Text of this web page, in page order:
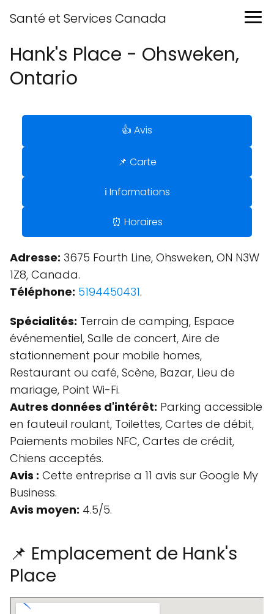
Santé et Services Canada
Hank's Place - Ohsweken,
Ontario
👍 Avis
📌 Carte
ℹ️ Informations
⏰ Horaires
Adresse: 3675 Fourth Line, Ohsweken, ON N3W
1Z8, Canada.
Téléphone: 5194450431.
Spécialités: Terrain de camping, Espace
événementiel, Salle de concert, Aire de
stationnement pour mobile homes,
Restaurant ou café, Scène, Bazar, Lieu de
mariage, Point Wi-Fi.
Autres données d'intérêt: Parking accessible
en fauteuil roulant, Toilettes, Cartes de débit,
Paiements mobiles NFC, Cartes de crédit,
Chiens acceptés.
Avis : Cette entreprise a 11 avis sur Google My
Business.
Avis moyen: 4.5/5.
📌 Emplacement de Hank's
Place